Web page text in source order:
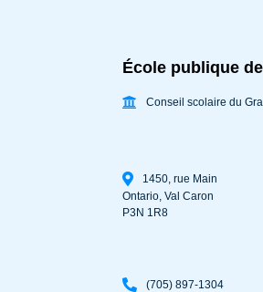
École publique
Conseil scolaire du
1450, rue Main
Ontario,Val Caron
P3N 1R8
(705) 897-1304